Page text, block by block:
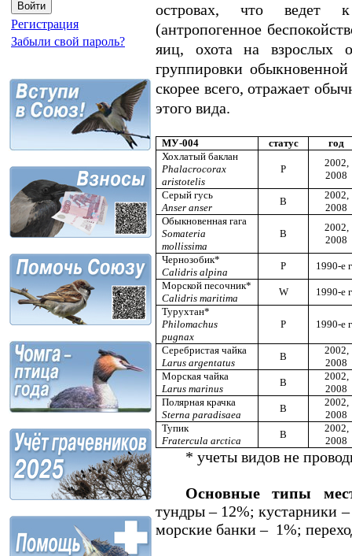
Регистрация
Забыли свой пароль?
островах, что ведет
(антропогенное
яиц, охота на взрослых
группировки
скорее всего, отражает
этого вида.
МУ-004 статус
год
Хохлатый баклан
Phalacrocorax
aristotelis
P
2002,
2008
Серый гусь
Anser anser
B
2002,
2008
Обыкновенная гага
Somateria
mollissima
B
2002,
2008
Чернозобик*
Calidris alpina
P
1990-е
Морской песочник*
Calidris maritima
W
1990-е
Турухтан*
Philomachus
pugnax
P 1990-е
Серебристая чайка
Larus argentatus
B
2002,
2008
Морская чайка
Larus marinus
B
2002,
2008
Полярная крачка
Sterna paradisaea
B
2002,
2008
Тупик
Fratercula arctica
B
2002,
2008
* учеты видов не
Основные типы
тундры – 12%; кустарники
морские банки – 1%;